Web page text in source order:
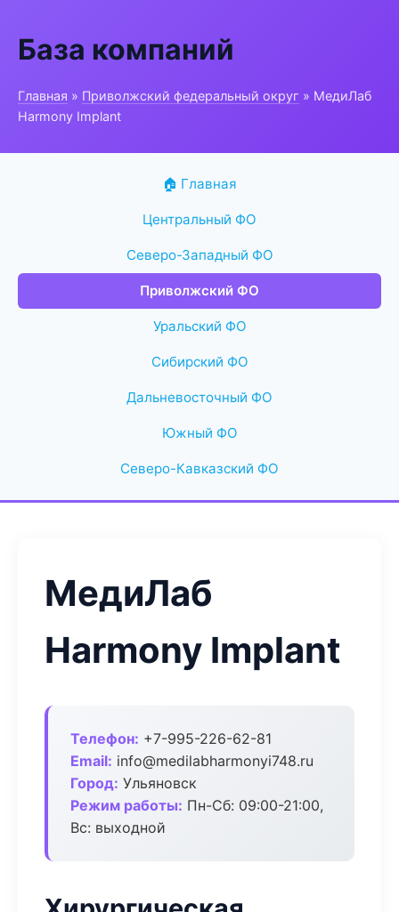
База компаний
Главная » Приволжский федеральный округ » МедиЛаб
Harmony Implant
🏠 Главная
Центральный ФО
Северо-Западный ФО
Приволжский ФО
Уральский ФО
Сибирский ФО
Дальневосточный ФО
Южный ФО
Северо-Кавказский ФО
МедиЛаб
Harmony Implant
Телефон: +7-995-226-62-81
Email: info@medilabharmonyi748.ru
Город: Ульяновск
Режим работы: Пн-Сб: 09:00-21:00,
Вс: выходной